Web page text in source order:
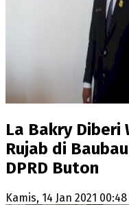
La Bakry Diberi
Rujab di
DPRD Buton
Kamis, 14 Jan 2021 00:48